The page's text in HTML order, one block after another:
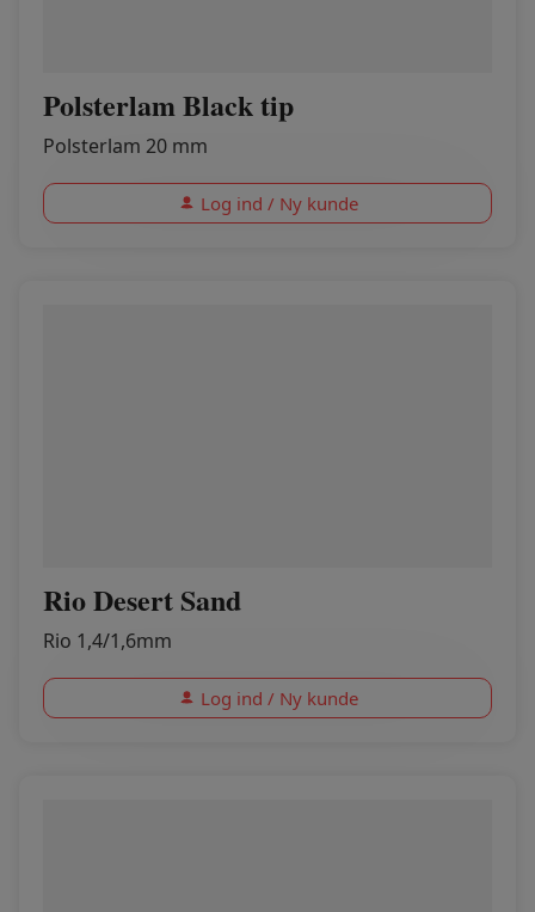
Polsterlam Black tip
Polsterlam 20 mm
Log ind / Ny kunde
Rio Desert Sand
Rio 1,4/1,6mm
Log ind / Ny kunde